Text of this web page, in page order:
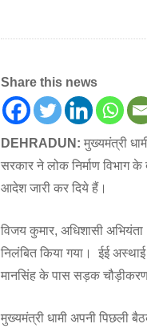
Share this news
DEHRADUN: मुख्यमंत्री
सरकार ने लोक निर्माण विभाग
आदेश जारी कर दिये हैं।
विजय कुमार, अधिशासी अभियंता
निलंबित किया गया। ईई
मानसिंह के पास सड़क चौड़ीकरण,
मुख्यमंत्री धामी अपनी पिछली